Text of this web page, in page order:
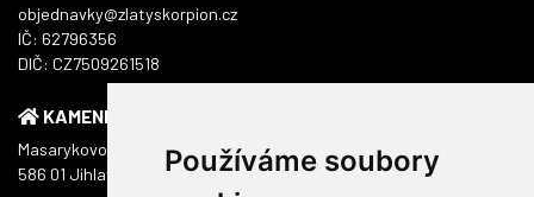
Používáme soubory
objednavky@zlatyskorpion.cz
IČ: 62796356
DIČ: CZ7509261518
KAMENNÁ PRODEJNA
Masarykovo náměstí 1217/51
586 01 Jihlava